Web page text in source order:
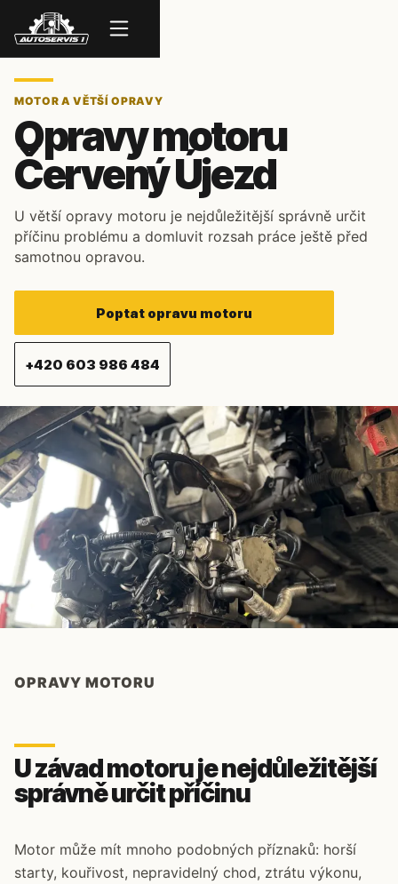
Menu
MOTOR A VĚTŠÍ OPRAVY
Opravy motoru
Červený Újezd
U větší opravy motoru je nejdůležitější správně určit
příčinu problému a domluvit rozsah práce ještě před
samotnou opravou.
Poptat opravu motoru
+420 603 986 484
OPRAVY MOTORU
U závad motoru je nejdůležitější
správně určit příčinu
Motor může mít mnoho podobných příznaků: horší
starty, kouřivost, nepravidelný chod, ztrátu výkonu,